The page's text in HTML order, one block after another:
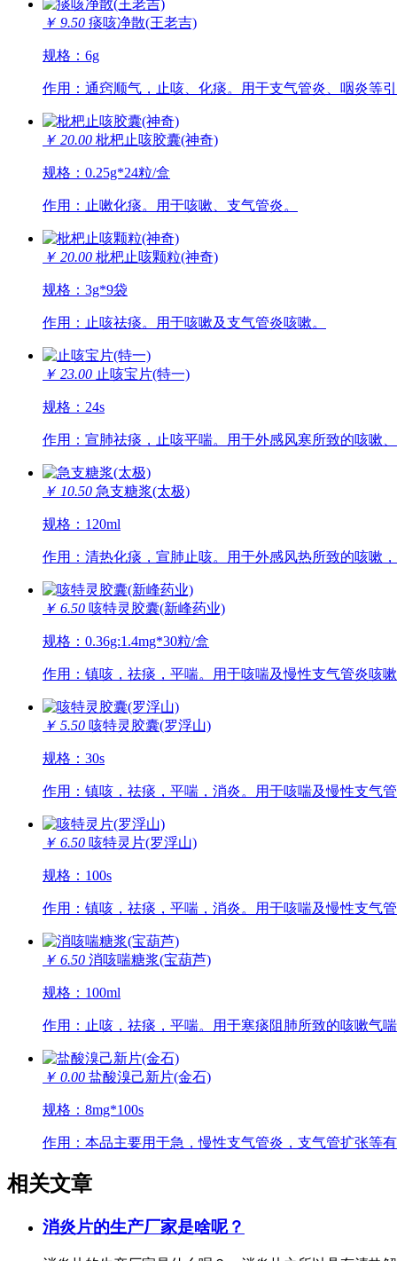
￥ 9.50 痰咳净散(王老吉)
规格：6g
作用：通窍顺气，止咳、化痰。用于支气管炎、咽炎等
￥ 20.00 枇杷止咳胶囊(神奇)
规格：0.25g*24粒/盒
作用：止嗽化痰。用于咳嗽、支气管炎。
￥ 20.00 枇杷止咳颗粒(神奇)
规格：3g*9袋
作用：止咳祛痰。用于咳嗽及支气管炎咳嗽。
￥ 23.00 止咳宝片(特一)
规格：24s
作用：宣肺祛痰，止咳平喘。用于外感风寒所致的咳嗽
￥ 10.50 急支糖浆(太极)
规格：120ml
作用：清热化痰，宣肺止咳。用于外感风热所致的咳嗽
￥ 6.50 咳特灵胶囊(新峰药业)
规格：0.36g:1.4mg*30粒/盒
作用：镇咳，祛痰，平喘。用于咳喘及慢性支气管炎咳嗽
￥ 5.50 咳特灵胶囊(罗浮山)
规格：30s
作用：镇咳，祛痰，平喘，消炎。用于咳喘及慢性支气管
￥ 6.50 咳特灵片(罗浮山)
规格：100s
作用：镇咳，祛痰，平喘，消炎。用于咳喘及慢性支气管
￥ 6.50 消咳喘糖浆(宝葫芦)
规格：100ml
作用：止咳，祛痰，平喘。用于寒痰阻肺所致的咳嗽气
￥ 0.00 盐酸溴己新片(金石)
规格：8mg*100s
作用：本品主要用于急，慢性支气管炎，支气管扩张等
相关文章
消炎片的生产厂家是啥呢？